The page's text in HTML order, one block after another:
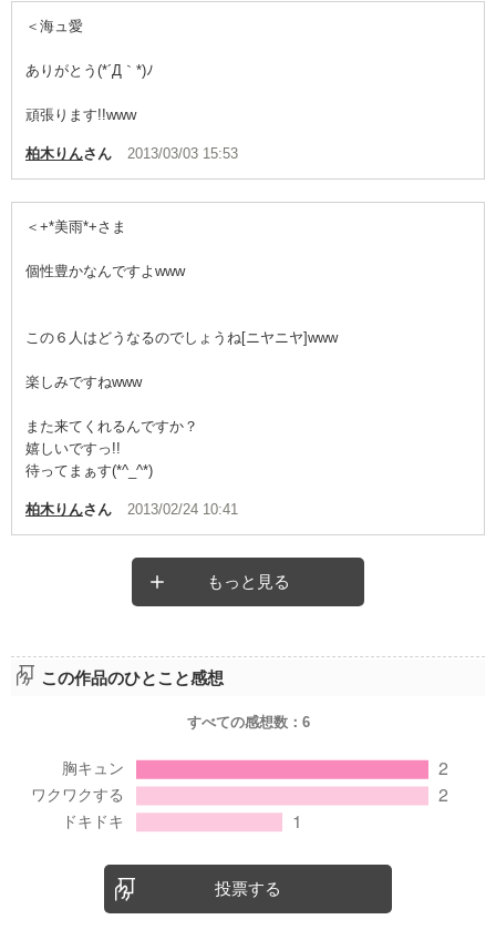
＜海ュ愛
ありがとう(*´Д｀*)ﾉ
頑張ります!!www
柏木りんさん 2013/03/03 15:53
＜+*美雨*+さま
個性豊かなんですよwww
この６人はどうなるのでしょうね[ニヤニヤ]www
楽しみですねwww
また来てくれるんですか？
嬉しいですっ!!
待ってまぁす(*^_^*)
柏木りんさん 2013/02/24 10:41
もっと見る
この作品のひとこと感想
すべての感想数： 6
投票する